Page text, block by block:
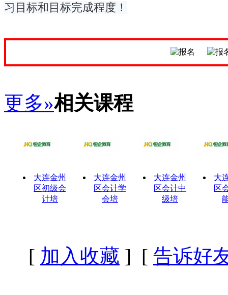
习目标和目标完成程度！
更多»相关课程
大连金州
区初级会
计培
大连金州
区会计学
会培
大连金州
区会计中
级培
大
区
[ 加入收藏 ] [ 告诉好